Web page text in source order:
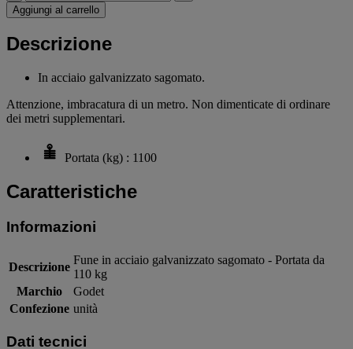
Aggiungi al carrello
Descrizione
In acciaio galvanizzato sagomato.
Attenzione, imbracatura di un metro. Non dimenticate di ordinare
dei metri supplementari.
Portata (kg) : 1100
Caratteristiche
Informazioni
Descrizione
Fune in acciaio galvanizzato sagomato - Portata da
110 kg
Marchio
Godet
Confezione unità
Dati tecnici